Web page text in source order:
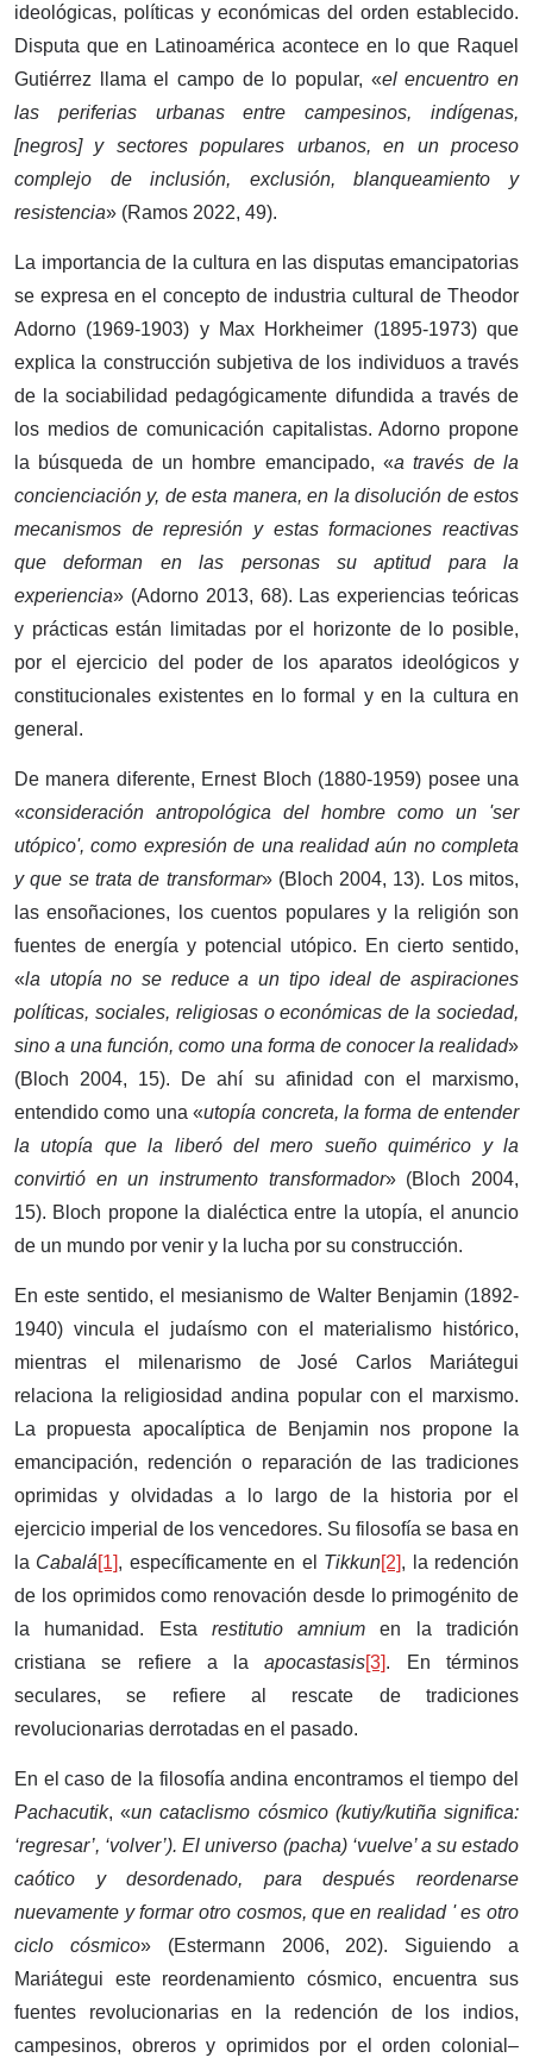
ideológicas, políticas y económicas del orden establecido.
Disputa que en Latinoamérica acontece en lo que Raquel
Gutiérrez llama el campo de lo popular, «el encuentro en
las periferias urbanas entre campesinos, indígenas,
[negros] y sectores populares urbanos, en un proceso
complejo de inclusión, exclusión, blanqueamiento y
resistencia» (Ramos 2022, 49).
La importancia de la cultura en las disputas emancipatorias
se expresa en el concepto de industria cultural de Theodor
Adorno (1969-1903) y Max Horkheimer (1895-1973) que
explica la construcción subjetiva de los individuos a través
de la sociabilidad pedagógicamente difundida a través de
los medios de comunicación capitalistas. Adorno propone
la búsqueda de un hombre emancipado, «a través de la
concienciación y, de esta manera, en la disolución de estos
mecanismos de represión y estas formaciones reactivas
que deforman en las personas su aptitud para la
experiencia» (Adorno 2013, 68). Las experiencias teóricas
y prácticas están limitadas por el horizonte de lo posible,
por el ejercicio del poder de los aparatos ideológicos y
constitucionales existentes en lo formal y en la cultura en
general.
De manera diferente, Ernest Bloch (1880-1959) posee una
«consideración antropológica del hombre como un 'ser
utópico', como expresión de una realidad aún no completa
y que se trata de transformar» (Bloch 2004, 13). Los mitos,
las ensoñaciones, los cuentos populares y la religión son
fuentes de energía y potencial utópico. En cierto sentido,
«la utopía no se reduce a un tipo ideal de aspiraciones
políticas, sociales, religiosas o económicas de la sociedad,
sino a una función, como una forma de conocer la realidad»
(Bloch 2004, 15). De ahí su afinidad con el marxismo,
entendido como una «utopía concreta, la forma de entender
la utopía que la liberó del mero sueño quimérico y la
convirtió en un instrumento transformador» (Bloch 2004,
15). Bloch propone la dialéctica entre la utopía, el anuncio
de un mundo por venir y la lucha por su construcción.
En este sentido, el mesianismo de Walter Benjamin (1892-
1940) vincula el judaísmo con el materialismo histórico,
mientras el milenarismo de José Carlos Mariátegui
relaciona la religiosidad andina popular con el marxismo.
La propuesta apocalíptica de Benjamin nos propone la
emancipación, redención o reparación de las tradiciones
oprimidas y olvidadas a lo largo de la historia por el
ejercicio imperial de los vencedores. Su filosofía se basa en
la Cabalá[1], específicamente en el Tikkun[2], la redención
de los oprimidos como renovación desde lo primogénito de
la humanidad. Esta restitutio amnium en la tradición
cristiana se refiere a laapocastasis[3]. En términos
seculares, se refiere al rescate de tradiciones
revolucionarias derrotadas en el pasado.
En el caso de la filosofía andina encontramos el tiempo del
Pachacutik, «un cataclismo cósmico (kutiy/kutiña significa:
‘regresar’, ‘volver’). El universo (pacha) ‘vuelve’ a su estado
caótico y desordenado, para después reordenarse
nuevamente y formar otro cosmos, que en realidad ' es otro
ciclo cósmico» (Estermann 2006, 202). Siguiendo a
Mariátegui este reordenamiento cósmico, encuentra sus
fuentes revolucionarias en la redención de los indios,
campesinos, obreros y oprimidos por el orden colonial–